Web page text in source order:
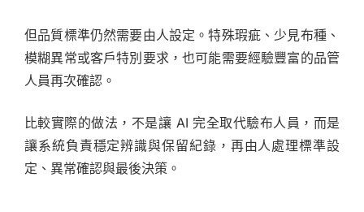
但品質標準仍然需要由人設定。特殊瑕疵、少見布種、
模糊異常或客戶特別要求，也可能需要經驗豐富的品管
人員再次確認。
比較實際的做法，不是讓 AI 完全取代驗布人員，而是
讓系統負責穩定辨識與保留紀錄，再由人處理標準設
定、異常確認與最後決策。